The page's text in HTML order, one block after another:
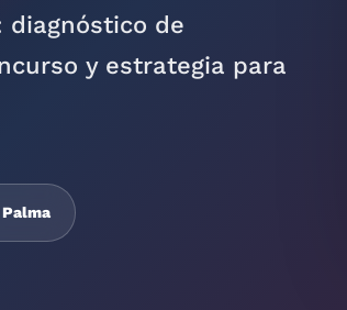
diagnóstico de
y estrategia para